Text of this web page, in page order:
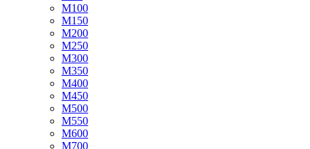
М100
М150
М200
М250
М300
М350
М400
М450
М500
М550
М600
М700